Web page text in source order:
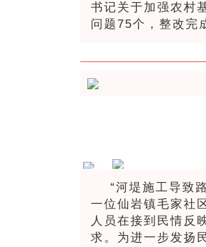
书记关于加强农村
问题75个，整改完
“河堤施工导致
一位仙岩镇毛家社
人员在接到民情反
求。为进一步发扬